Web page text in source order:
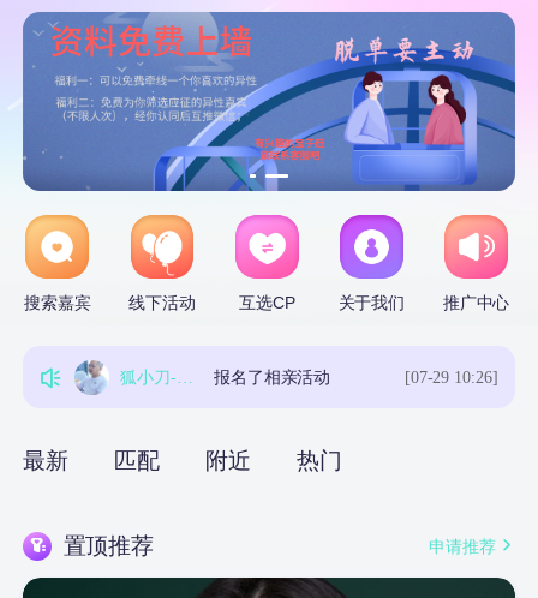
搜索嘉宾 线下活动 互选CP 关于我们 推广中心
山滢 查看了[嗯嗯]的资料 [昨天 13:40]
报名了相亲活动 [07-25 17:28]
abc 报名了相亲活动 [08-01 22:50]
轻风 报名了相亲活动 [07-25 17:26]
狐小刀-管理员 报名了相亲活动 [07-29 10:26]
最新 匹配 附近 热门
置顶推荐 申请推荐